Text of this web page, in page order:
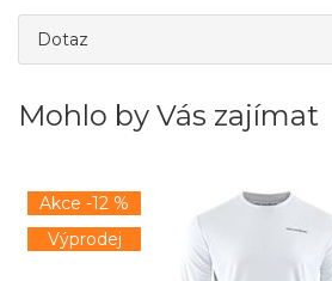
Dotaz
Mohlo by Vás zajímat
Akce -12 %
Výprodej